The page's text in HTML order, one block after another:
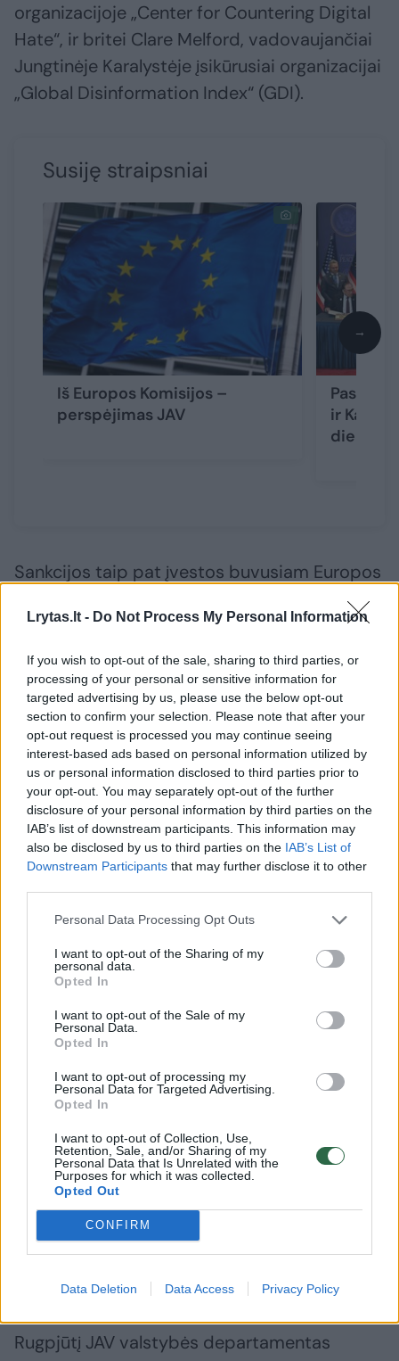
Lrytas.lt - Do Not Process My Personal Information
If you wish to opt-out of the sale, sharing to third parties, or
processing of your personal or sensitive information for
targeted advertising by us, please use the below opt-out
section to confirm your selection. Please note that after your
opt-out request is processed you may continue seeing
interest-based ads based on personal information utilized by
us or personal information disclosed to third parties prior to
your opt-out. You may separately opt-out of the further
disclosure of your personal information by third parties on the
IAB’s list of downstream participants. This information may
also be disclosed by us to third parties on the IAB’s List of
Downstream Participants that may further disclose it to other
Personal Data Processing Opt Outs
I want to opt-out of the Sharing of my
personal data.
Opted In
I want to opt-out of the Sale of my
Personal Data.
Opted In
I want to opt-out of processing my
Personal Data for Targeted Advertising.
Opted In
I want to opt-out of Collection, Use,
Retention, Sale, and/or Sharing of my
Personal Data that Is Unrelated with the
Purposes for which it was collected.
Opted Out
CONFIRM
Data Deletion Data Access Privacy Policy
organizacijoje „Center for Countering Digital
Hate“, ir britei Clare Melford, vadovaujančiai
Jungtinėje Karalystėje įsikūrusiai organizacijai
„Global Disinformation Index“ (GDI).
Susiję straipsniai
Iš Europos Komisijos –
perspėjimas JAV
ir
dienų
→
Sankcijos taip pat įvestos buvusiam Europos
Sąjungos (ES) komisarui Thierry Bretonui ir
dar dviem asmenims.
Visus šiuos asmenis JAV valstybės
departamentas kaltina „užsienio valstybių
cenzūros skatinimu, kiekvienu atveju
nukreiptu prieš kalbančius amerikietiškai ir
amerikiečių įmones“.
Apie šį sprendimą neišduoti vizų paskelbta
Vašingtonui griežtinant retoriką prieš ES
mėnesį nubausti Elono Musko platformą „X“
už reklamos skaidrumo taisyklių pažeidimus
ir už platformos metodus, kuriais siekiama
užtikrinti, kad naudotojai būtų patvirtinti ir
realūs žmonės.
JAV prezidento Donaldo Trumpo
Jungtinei Karalystei dėl technologijų
sektoriaus reglamentavimo ir žodžio laisvės,
kritikuodama jos interneto saugumo
įstatymą, kuriuo siekiama nustatyti turinio
moderavimo reikalavimus didžiausioms
socialinių tinklų platformoms.
Rugpjūtį JAV valstybės departamentas